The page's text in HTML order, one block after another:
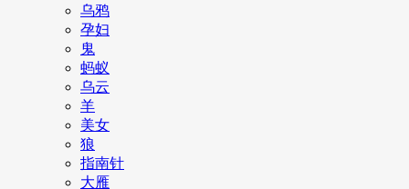
乌鸦
孕妇
鬼
蚂蚁
乌云
羊
美女
狼
指南针
大雁